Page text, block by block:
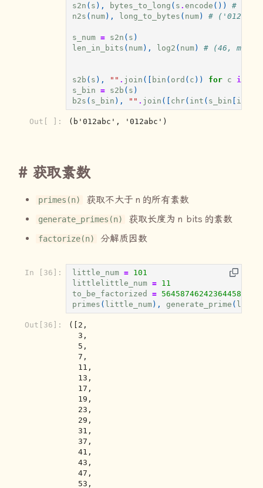
s2n ( s ), bytes_to_long ( s . encode ())
#
n2s ( num), long_to_bytes ( num) #
s_num = s2n ( s )
len_in_bits ( num), log2 ( num) # (46,
s2b ( s ), "" . join ([ bin ( ord ( c )) for c in
s_bin = s2b ( s )
b2s ( s_bin ), "" . join ([ chr( int ( s_bin i
Out[ ]: (b'012abc', '012abc')
获取素数
primes(n) 获取不大于 n 的所有素数
generate_primes(n) 获取长度为 n bits 的素数
factorize(n) 分解质因数
In [36]: little_num = 101
littlelittle_num = 11
to_be_factorized
=
primes ( little_num), generate_prime (
Out[36]:
([2,